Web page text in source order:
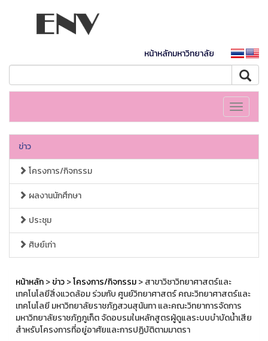
หน้าหลักมหาวิทยาลัย
Toggle
ข่าว
โครงการ/กิจกรรม
ผลงานนักศึกษา
ประชุม
ศิษย์เก่า
หน้าหลัก>ข่าว>โครงการ/กิจกรรม> สาขาวิชาวิทยาศาสตร์และ
เทคโนโลยีสิ่งแวดล้อม ร่วมกับ ศูนย์วิทยาศาสตร์ คณะวิทยาศาสตร์และ
เทคโนโลยี มหาวิทยาลัยราชภัฏสวนสุนันทา และคณะวิทยาการจัดการ
มหาวิทยาลัยราชภัฏภูเก็ต จัดอบรมในหลักสูตรผู้ดูแลระบบบำบัดน้ำเสีย
สำหรับโครงการที่อยู่อาศัยและการปฏิบัติตามมาตรา